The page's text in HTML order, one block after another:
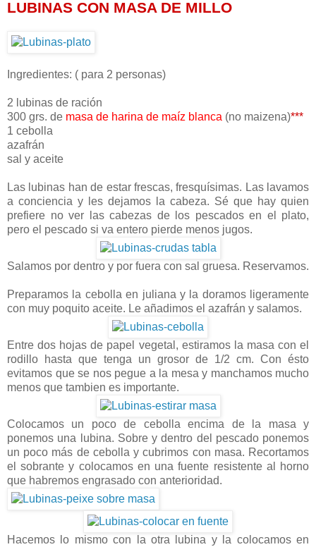
LUBINAS CON MASA DE MILLO
Ingredientes: ( para 2 personas)
2 lubinas de ración
300 grs. de masa de harina de maíz blanca (no maizena)***
1 cebolla
azafrán
sal y aceite
Las lubinas han de estar frescas, fresquísimas. Las lavamos
a conciencia y les dejamos la cabeza. Sé que hay quien
prefiere no ver las cabezas de los pescados en el plato,
pero el pescado si va entero pierde menos jugos.
Salamos por dentro y por fuera con sal gruesa. Reservamos.
Preparamos la cebolla en juliana y la doramos ligeramente
con muy poquito aceite. Le añadimos el azafrán y salamos.
Entre dos hojas de papel vegetal, estiramos la masa con el
rodillo hasta que tenga un grosor de 1/2 cm. Con ésto
evitamos que se nos pegue a la mesa y manchamos mucho
menos que tambien es importante.
Colocamos un poco de cebolla encima de la masa y
ponemos una lubina. Sobre y dentro del pescado ponemos
un poco más de cebolla y cubrimos con masa. Recortamos
el sobrante y colocamos en una fuente resistente al horno
que habremos engrasado con anterioridad.
Hacemos lo mismo con la otra lubina y la colocamos en